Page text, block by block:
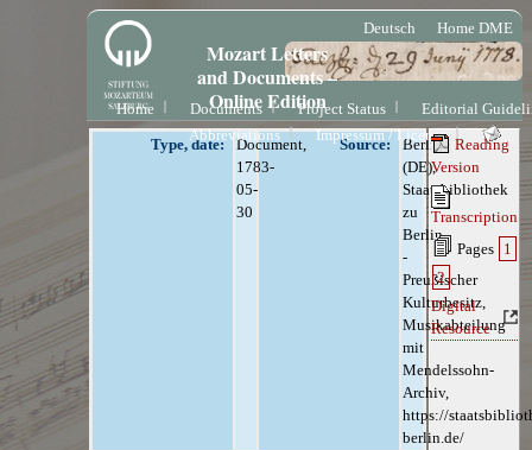
Deutsch Home DME
Mozart Letters
and Documents –
Online Edition
Home Documents Project Status
Editorial
Abbreviations
Impressum / License
Type, date:
Document,
1783-
05-
30
Source:
Berlin
(DE),
Staatsbibliothek
zu
Berlin
-
Preußischer
Kulturbesitz,
Musikabteilung
mit
Mendelssohn-
Archiv,
https://
berlin.de/
Reading
Version
Transcription
Pages 1
2
Digital
Resource